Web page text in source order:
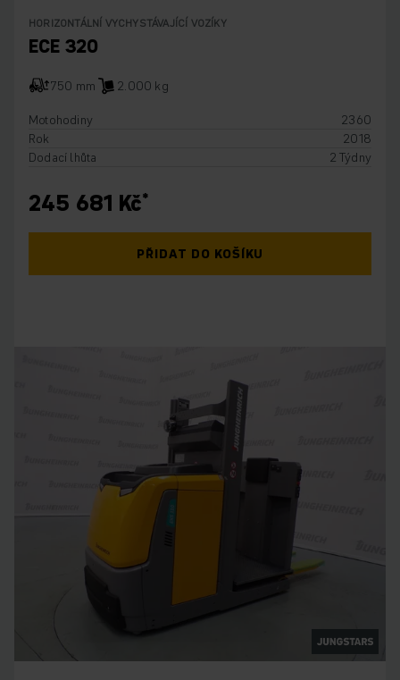
HORIZONTÁLNÍ VYCHYSTÁVAJÍCÍ VOZÍKY
ECE 320
750 mm
2.000 kg
Motohodiny
2360
Rok
2018
Dodací lhůta
2 Týdny
245 681 Kč
PŘIDAT DO KOŠÍKU